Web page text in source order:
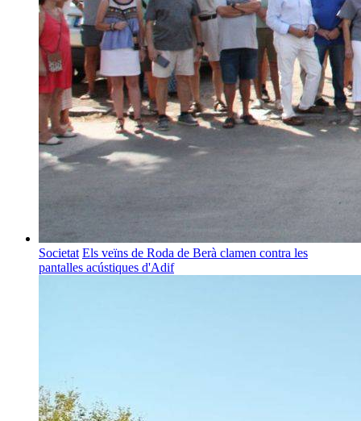
Societat Els veïns de Roda de Berà clamen contra les
pantalles acústiques d'Adif